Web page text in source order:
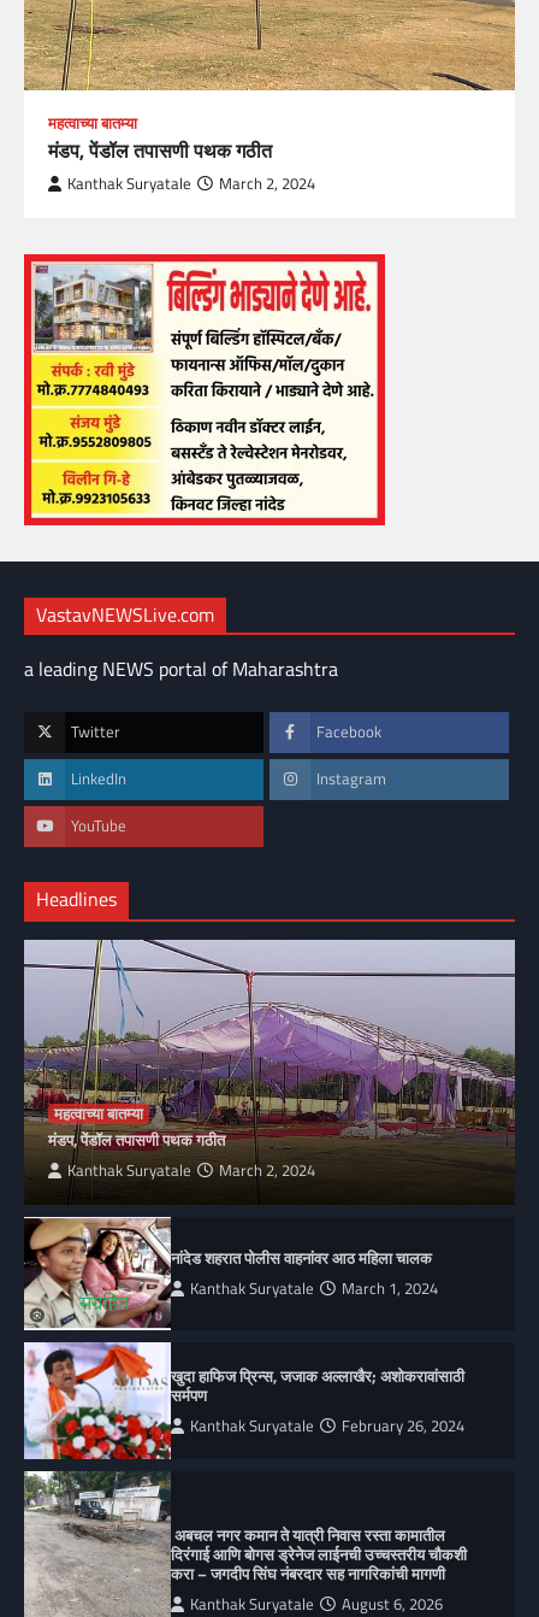
महत्वाच्या बातम्या
मंडप, पेंडॉल तपासणी पथक गठीत
Kanthak Suryatale March 2, 2024
VastavNEWSLive.com
a leading NEWS portal of Maharashtra
Twitter Facebook
LinkedIn Instagram
YouTube
Headlines
महत्वाच्या बातम्या
मंडप, पेंडॉल तपासणी पथक गठीत
Kanthak Suryatale March 2, 2024
नांदेड शहरात पोलीस वाहनांवर आठ महिला चालक
Kanthak Suryatale March 1, 2024
खुदा हाफिज प्रिन्स, जजाक अल्लाखैर; अशोकरावांसाठी
सर्मपण
Kanthak Suryatale February 26, 2024
अबचल नगर कमान ते यात्री निवास रस्ता कामातील
दिरंगाई आणि बोगस ड्रेनेज लाईनची उच्चस्तरीय चौकशी
करा – जगदीप सिंघ नंबरदार सह नागरिकांची मागणी
Kanthak Suryatale August 6, 2026